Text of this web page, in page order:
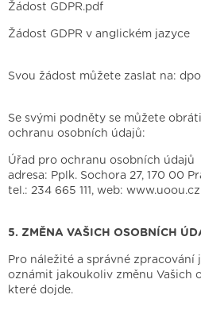
Žádost GDPR.pdf
Žádost GDPR v anglickém jazyce
Svou žádost můžete zaslat na:
Se svými podněty se můžete
ochranu osobních údajů:
Úřad pro ochranu osobních údajů
adresa: Pplk. Sochora 27, 170 00
tel.: 234 665 111 , web: www.uoou.cz
5. ZMĚNA VAŠICH OSOBNÍCH
Pro náležité a správné zpracování
oznámit jakoukoliv změnu Vašich
které dojde.